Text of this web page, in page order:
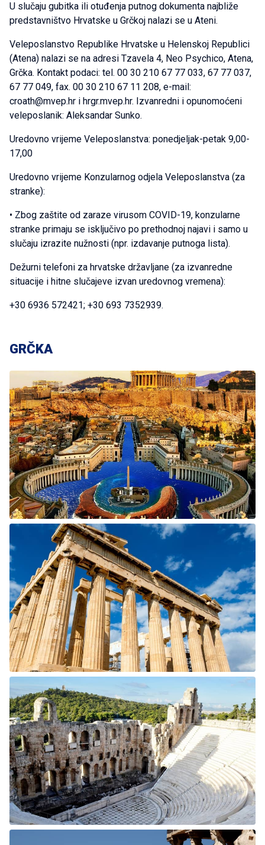
U slučaju gubitka ili otuđenja putnog dokumenta najbliže
predstavništvo Hrvatske u Grčkoj nalazi se u Ateni.
Veleposlanstvo Republike Hrvatske u Helenskoj Republici
(Atena) nalazi se na adresi Tzavela 4, Neo Psychico, Atena,
Grčka. Kontakt podaci: tel. 00 30 210 67 77 033, 67 77 037,
67 77 049, fax. 00 30 210 67 11 208, e-mail:
croath@mvep.hr i hrgr.mvep.hr. Izvanredni i opunomoćeni
veleposlanik: Aleksandar Sunko.
Uredovno vrijeme Veleposlanstva: ponedjeljak-petak 9,00-
17,00
Uredovno vrijeme Konzularnog odjela Veleposlanstva (za
stranke):
• Zbog zaštite od zaraze virusom COVID-19, konzularne
stranke primaju se isključivo po prethodnoj najavi i samo u
slučaju izrazite nužnosti (npr. izdavanje putnoga lista).
Dežurni telefoni za hrvatske državljane (za izvanredne
situacije i hitne slučajeve izvan uredovnog vremena):
+30 6936 572421; +30 693 7352939.
GRČKA